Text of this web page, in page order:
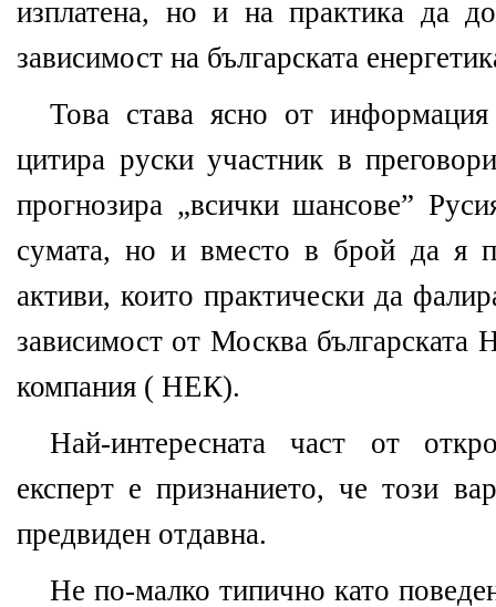
изплатена, но и на практика да
зависимост на българската
Това става ясно от
цитира руски участник в
прогнозира „всички шансове”
сумата, но и вместо в брой да я
активи, които практически да
зависимост от Москва българската
компания ( НЕК).
Най-интересната част от
експерт е признанието, че този
предвиден отдавна.
Не по-малко типично като